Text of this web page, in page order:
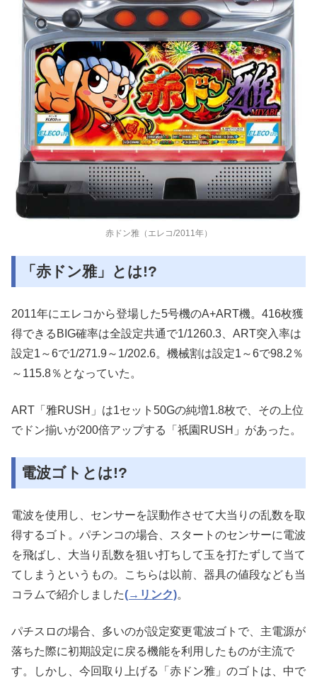
赤ドン雅（エレコ/2011年）
「赤ドン雅」とは!?
2011年にエレコから登場した5号機のA+ART機。416枚獲
得できるBIG確率は全設定共通で1/1260.3、ART突入率は
設定1～6で1/271.9～1/202.6。機械割は設定1～6で98.2％
～115.8％となっていた。
ART「雅RUSH」は1セット50Gの純増1.8枚で、その上位
でドン揃いが200倍アップする「祇園RUSH」があった。
電波ゴトとは!?
電波を使用し、センサーを誤動作させて大当りの乱数を取
得するゴト。パチンコの場合、スタートのセンサーに電波
を飛ばし、大当り乱数を狙い打ちして玉を打たずして当て
てしまうというもの。こちらは以前、器具の値段なども当
コラムで紹介しました(→リンク)。
パチスロの場合、多いのが設定変更電波ゴトで、主電源が
落ちた際に初期設定に戻る機能を利用したものが主流で
す。しかし、今回取り上げる「赤ドン雅」のゴトは、中で